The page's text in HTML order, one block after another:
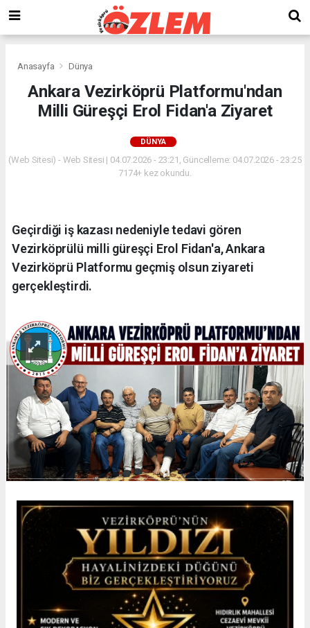
Anasayfa Dünya
Ankara Vezirköprü Platformu'ndan
Milli Güreşçi Erol Fidan'a Ziyaret
DÜNYA
(Web Sitesi) - Web Sitesi | 04.07.2026 - 23:21, Güncelleme: 04.07.2026 - 23:25
7174+ kez okundu.
Geçirdiği iş kazası nedeniyle tedavi gören
Vezirköprülü milli güreşçi Erol Fidan'a, Ankara
Vezirköprü Platformu geçmiş olsun ziyareti
gerçekleştirdi.